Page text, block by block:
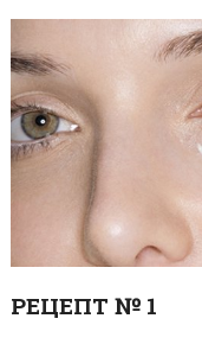
РЕЦЕПТ № 1